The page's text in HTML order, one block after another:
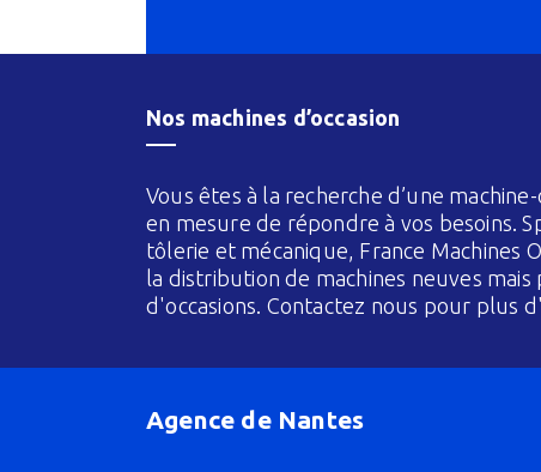
Nos machines d’occasion
Vous êtes à la recherche d’une
en mesure de répondre à vos besoins.
tôlerie et mécanique, France Machines
la distribution de machines neuves mais
d'occasions. Contactez nous pour plus
Agence de Nantes